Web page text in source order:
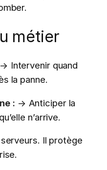
métier
→ Intervenir quand
la panne.
: → Anticiper la
n’arrive.
Il protège